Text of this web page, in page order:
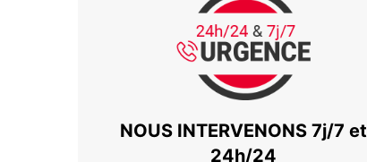
NOUS INTERVENONS 7j/7 et
24h/24